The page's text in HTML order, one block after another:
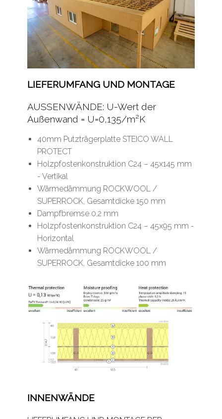
LIEFERUMFANG UND MONTAGE
AUSSENWÄNDE: U-Wert der
Außenwand = U=0,135/m²K
40mm Putzträgerplatte STEICO WALL
PROTECT
Holzpfostenkonstruktion C24 – 45x145 mm
- Vertikal
Wärmedämmung ROCKWOOL /
SUPERROCK, Gesamtdicke 150 mm
Dampfbremse 0,2 mm
Holzpfostenkonstruktion C24 – 45x95 mm -
Horizontal
Wärmedämmung ROCKWOOL /
SUPERROCK, Gesamtdicke 100 mm
INNENWÄNDE